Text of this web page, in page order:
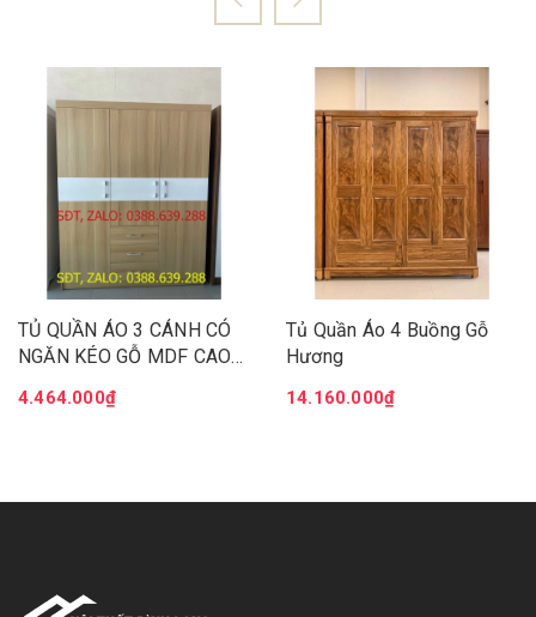
TỦ QUẦN ÁO 3 CÁNH CÓ
NGĂN KÉO GỖ MDF CAO
4.464.000₫
Tủ Quần Áo 4 Buồng Gỗ
Hương
14.160.000₫